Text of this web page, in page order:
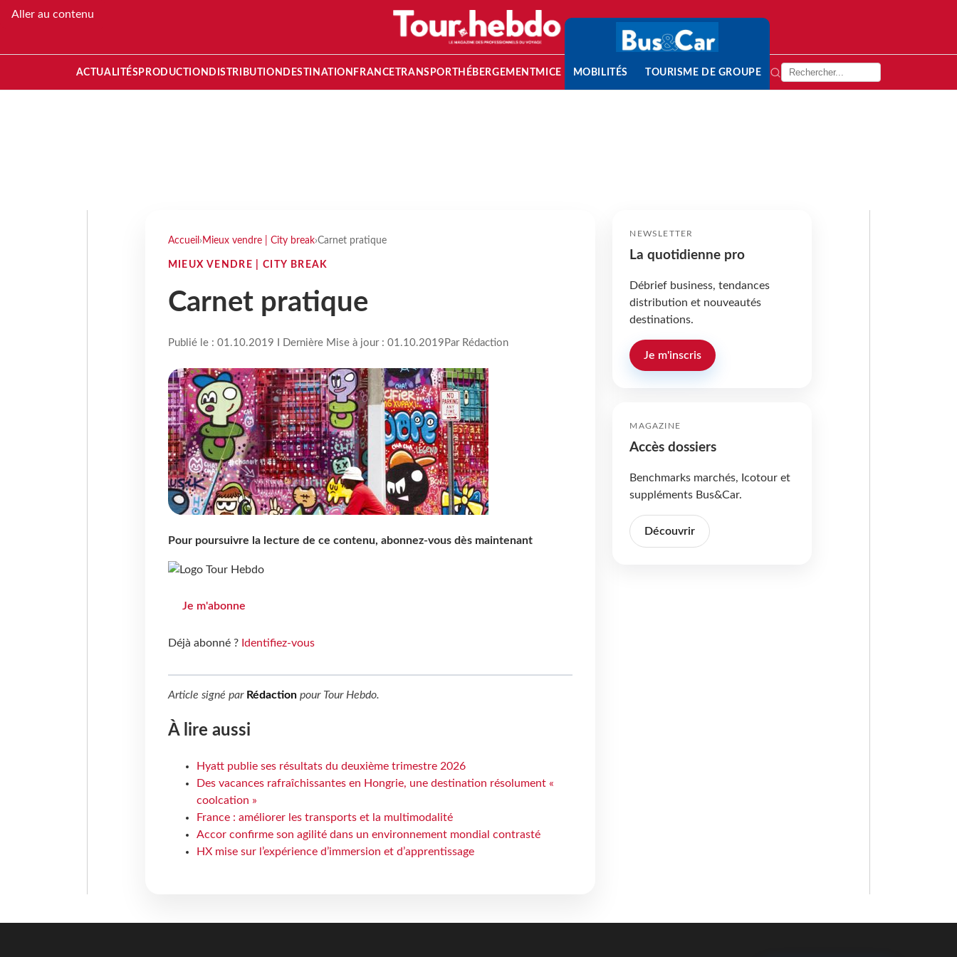
Aller au contenu
ACTUALITÉS PRODUCTION DISTRIBUTION DESTINATION FRANCETRANSPORT HÉBERGEMENTMICE MOBILITÉS TOURISME DE GROUPE
Accueil › Mieux vendre | City break›Carnet pratique
MIEUX VENDRE | CITY BREAK
Carnet pratique
Publié le : 01.10.2019 I Dernière Mise à jour : 01.10.2019 Par Rédaction
Pour poursuivre la lecture de ce contenu, abonnez-vous dès maintenant
Je m'abonne
Déjà abonné ? Identifiez-vous
Article signé par Rédactionpour Tour Hebdo.
À lire aussi
Hyatt publie ses résultats du deuxième trimestre 2026
Des vacances rafraîchissantes en Hongrie, une destination résolument «
coolcation »
France : améliorer les transports et la multimodalité
Accor confirme son agilité dans un environnement mondial contrasté
HX mise sur l’expérience d’immersion et d’apprentissage
NEWSLETTER
La quotidienne pro
Débrief business, tendances
distribution et nouveautés
destinations.
Je m'inscris
MAGAZINE
Accès dossiers
Benchmarks marchés, Icotour et
suppléments Bus&Car.
Découvrir